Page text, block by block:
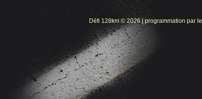
Défi 128km © 2026 | programmation par le